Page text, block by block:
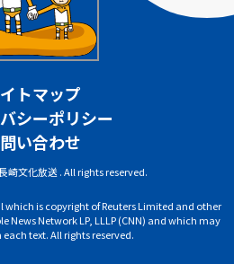
トマップ
シーポリシー
い合わせ
崎文化放送 . All rights reserved.
is copyright of Reuters Limited and other
News Network LP, LLLP (CNN) and which may
text. All rights reserved.